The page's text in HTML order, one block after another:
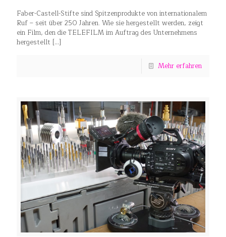
Faber-Castell-Stifte sind Spitzenprodukte von internationalem
Ruf – seit über 250 Jahren. Wie sie hergestellt werden, zeigt
ein Film, den die TELEFILM im Auftrag des Unternehmens
hergestellt […]
Mehr erfahren